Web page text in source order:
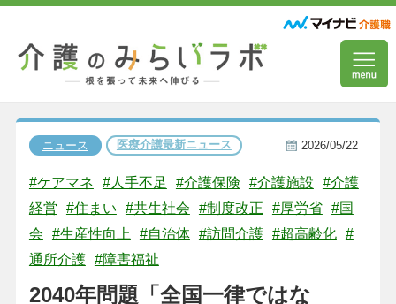
ニュース 医療介護最新ニュース 2026/05/22
#ケアマネ #人手不足 #介護保険 #介護施設
#介護
経営
#住まい #共生社会 #制度改正 #厚労省 #国
会
#生産性向上 #自治体 #訪問介護 #超高齢化 #
通所介護 #障害福祉
2040年問題「全国一律ではな